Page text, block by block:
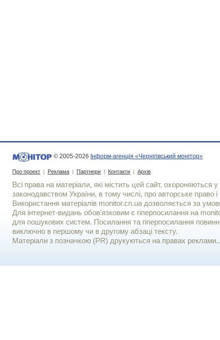
© 2005-2026 Інформ-агенція «Чернігівський монітор»
Про проект | Реклама | Партнери | Контакти | Архів
Всі права на матеріали, які містить цей сайт, охороняються у
законодавством України, в тому числі, про авторське право і
Використання матерiалiв monitor.cn.ua дозволяється за
Для iнтернет-видань обов'язковим є гiперпосилання на
для пошукових систем. Посилання та гіперпосилання
виключно в першому чи в другому абзаці тексту.
Матеріали з позначкою (PR) друкуються на правах реклами..